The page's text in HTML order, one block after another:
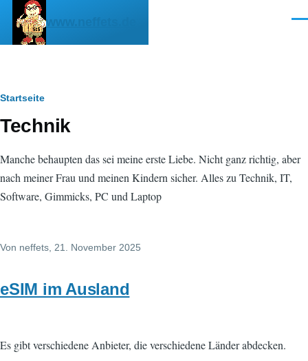
Direkt zum Inhalt
www.neffets.de
Pfadnavigation
Startseite
Technik
Manche behaupten das sei meine erste Liebe. Nicht ganz richtig, aber
nach meiner Frau und meinen Kindern sicher. Alles zu Technik, IT,
Software, Gimmicks, PC und Laptop
Von neffets , 21. November 2025
eSIM im Ausland
Es gibt verschiedene Anbieter, die verschiedene Länder abdecken.